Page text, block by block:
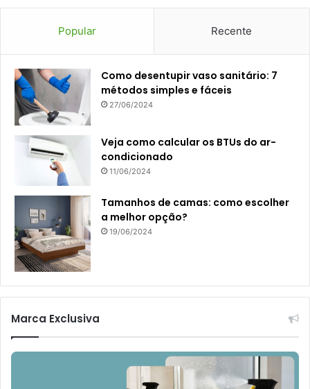
Popular Recente
Como desentupir vaso sanitário: 7
métodos simples e fáceis
27/06/2024
Veja como calcular os BTUs do ar-
condicionado
11/06/2024
Tamanhos de camas: como escolher
a melhor opção?
19/06/2024
Marca Exclusiva